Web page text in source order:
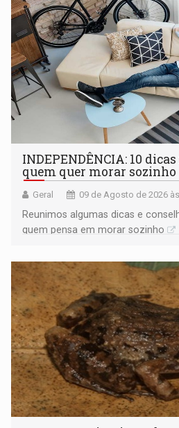
INDEPENDÊNCIA: 10
quem quer morar sozinho
Geral 09 de Agosto de 2026
Reunimos algumas dicas e
quem pensa em morar sozinho